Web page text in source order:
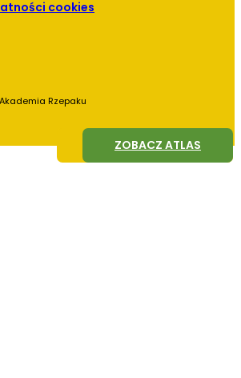
ZOBACZ AGROFAGI
ZOBACZ ATLAS
Rzepaku
cookies